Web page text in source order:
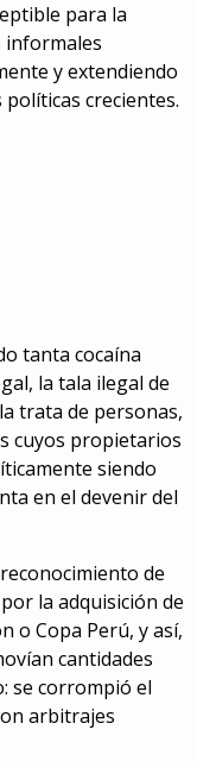
para la
informales
y extendiendo
crecientes.
tanta cocaína
la tala ilegal de
trata de personas,
cuyos propietarios
siendo
en el devenir del
de
la adquisición de
o Copa Perú, y así,
cantidades
se corrompió el
arbitrajes